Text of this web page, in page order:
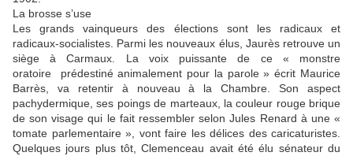
La brosse s’use
Les grands vainqueurs des élections sont les radicaux et
radicaux-socialistes. Parmi les nouveaux élus, Jaurès retrouve un
siège à Carmaux. La voix puissante de ce « monstre
oratoire prédestiné animalement pour la parole » écrit Maurice
Barrès, va retentir à nouveau à la Chambre. Son aspect
pachydermique, ses poings de marteaux, la couleur rouge brique
de son visage qui le fait ressembler selon Jules Renard à une «
tomate parlementaire », vont faire les délices des caricaturistes.
Quelques jours plus tôt, Clemenceau avait été élu sénateur du